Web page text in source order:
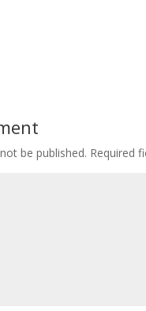
be published. Required